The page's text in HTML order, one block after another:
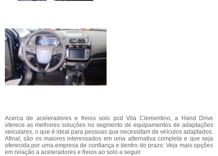
Acerca de aceleradores e freios solo pcd Vila Clementino, a Hand Drive
oferece as melhores soluções no segmento de equipamentos de adaptações
veiculares, o que é ideal para pessoas que necessitam de veículos adaptados.
Afinal, são os maiores interessados em uma alternativa completa e que seja
oferecida por uma empresa de confiança e dentro do prazo. Veja mais opções
em relação a aceleradores e freios ao solo a seguir.